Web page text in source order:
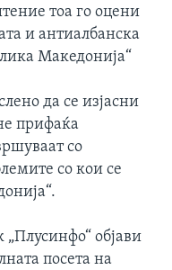
тоа го оцени
и антиалбанска
Македонија“
да се изјасни
прифаќа
со
со кои се
објави
посета на